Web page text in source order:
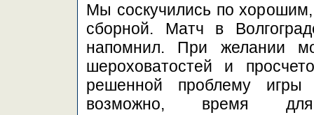
Мы соскучились по
сборной. Матч в
напомнил. При желании
шероховатостей и
решенной проблему игры
возможно, время для